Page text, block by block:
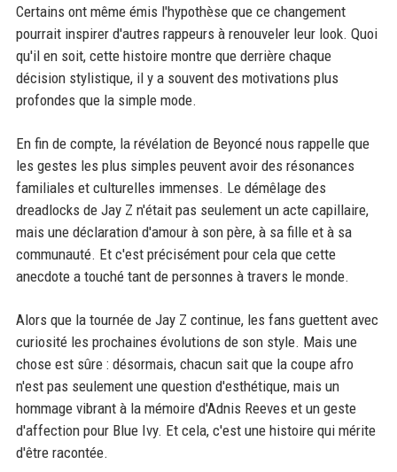
Certains ont même émis l'hypothèse que ce changement
pourrait inspirer d'autres rappeurs à renouveler leur look. Quoi
qu'il en soit, cette histoire montre que derrière chaque
décision stylistique, il y a souvent des motivations plus
profondes que la simple mode.
En fin de compte, la révélation de Beyoncé nous rappelle que
les gestes les plus simples peuvent avoir des résonances
familiales et culturelles immenses. Le démêlage des
dreadlocks de Jay Z n'était pas seulement un acte capillaire,
mais une déclaration d'amour à son père, à sa fille et à sa
communauté. Et c'est précisément pour cela que cette
anecdote a touché tant de personnes à travers le monde.
Alors que la tournée de Jay Z continue, les fans guettent avec
curiosité les prochaines évolutions de son style. Mais une
chose est sûre : désormais, chacun sait que la coupe afro
n'est pas seulement une question d'esthétique, mais un
hommage vibrant à la mémoire d'Adnis Reeves et un geste
d'affection pour Blue Ivy. Et cela, c'est une histoire qui mérite
d'être racontée.